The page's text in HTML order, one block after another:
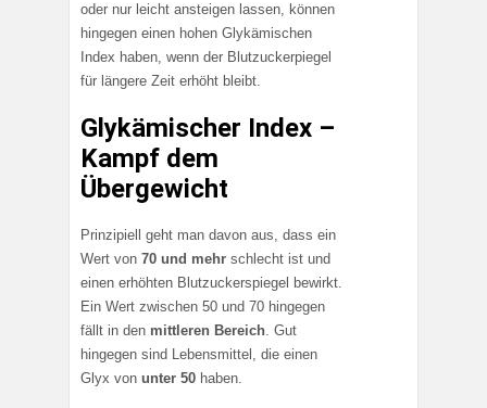
oder nur leicht ansteigen lassen, können
hingegen einen hohen Glykämischen
Index haben, wenn der Blutzuckerpiegel
für längere Zeit erhöht bleibt.
Glykämischer Index –
Kampf dem
Übergewicht
Prinzipiell geht man davon aus, dass ein
Wert von 70 und mehr schlecht ist und
einen erhöhten Blutzuckerspiegel bewirkt.
Ein Wert zwischen 50 und 70 hingegen
fällt in den mittleren Bereich. Gut
hingegen sind Lebensmittel, die einen
Glyx von unter 50 haben.